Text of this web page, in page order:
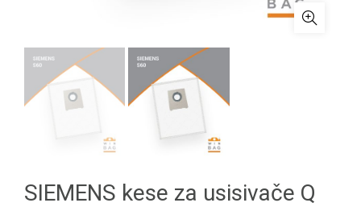
SIEMENS kese za usisivače Q